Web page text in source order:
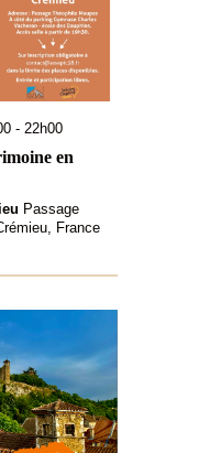
- 22h00
en
Passage
France